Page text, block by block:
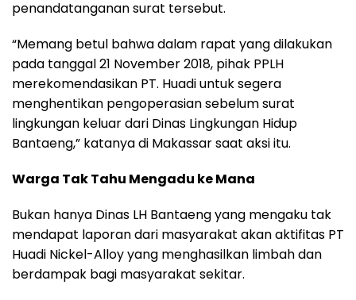
penandatanganan surat tersebut.
“Memang betul bahwa dalam rapat yang dilakukan
pada tanggal 21 November 2018, pihak PPLH
merekomendasikan PT. Huadi untuk segera
menghentikan pengoperasian sebelum surat
lingkungan keluar dari Dinas Lingkungan Hidup
Bantaeng,” katanya di Makassar saat aksi itu.
Warga Tak Tahu Mengadu ke Mana
Bukan hanya Dinas LH Bantaeng yang mengaku tak
mendapat laporan dari masyarakat akan aktifitas PT
Huadi Nickel-Alloy yang menghasilkan limbah dan
berdampak bagi masyarakat sekitar.